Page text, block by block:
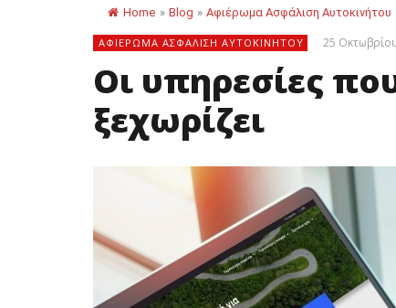
Home » Blog » Αφιέρωμα Ασφάλιση Αυτοκινήτου
ΑΦΙΈΡΩΜΑ ΑΣΦΆΛΙΣΗ ΑΥΤΟΚΙΝΉΤΟΥ 25
Οι υπηρεσίες
ξεχωρίζει